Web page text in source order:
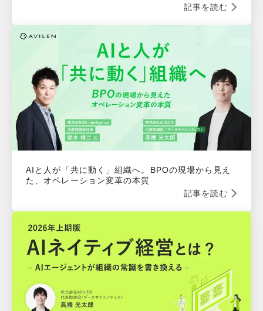
記事を読む
AIと人が「共に動く」組織へ。BPOの現場から見え
た、オペレーション変革の本質
記事を読む